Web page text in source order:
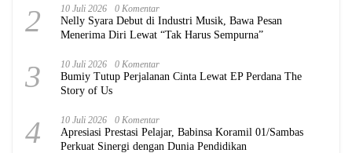
2 10 Juli 2026 0 Komentar
Nelly Syara Debut di Industri Musik, Bawa Pesan
Menerima Diri Lewat “Tak Harus Sempurna”
3 10 Juli 2026 0 Komentar
Bumiy Tutup Perjalanan Cinta Lewat EP Perdana The
Story of Us
4 10 Juli 2026 0 Komentar
Apresiasi Prestasi Pelajar, Babinsa Koramil 01/Sambas
Perkuat Sinergi dengan Dunia Pendidikan